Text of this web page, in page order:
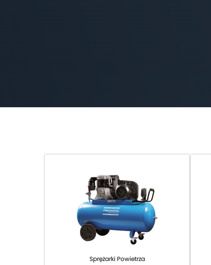
Sprężarki Powietrza